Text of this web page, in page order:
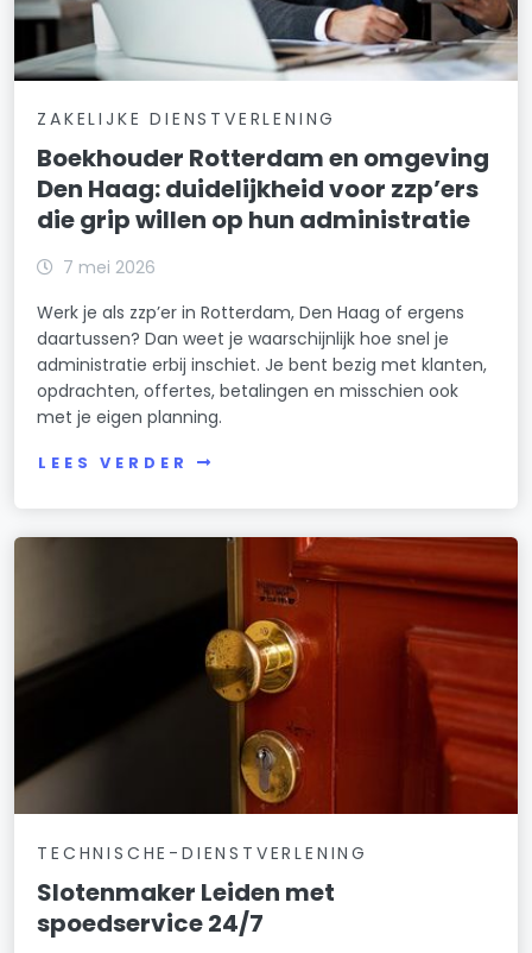
ZAKELIJKE DIENSTVERLENING
Boekhouder Rotterdam en omgeving
Den Haag: duidelijkheid voor zzp’ers
die grip willen op hun administratie
7 mei 2026
Werk je als zzp’er in Rotterdam, Den Haag of ergens
daartussen? Dan weet je waarschijnlijk hoe snel je
administratie erbij inschiet. Je bent bezig met klanten,
opdrachten, offertes, betalingen en misschien ook
met je eigen planning.
LEES VERDER
TECHNISCHE-DIENSTVERLENING
Slotenmaker Leiden met
spoedservice 24/7